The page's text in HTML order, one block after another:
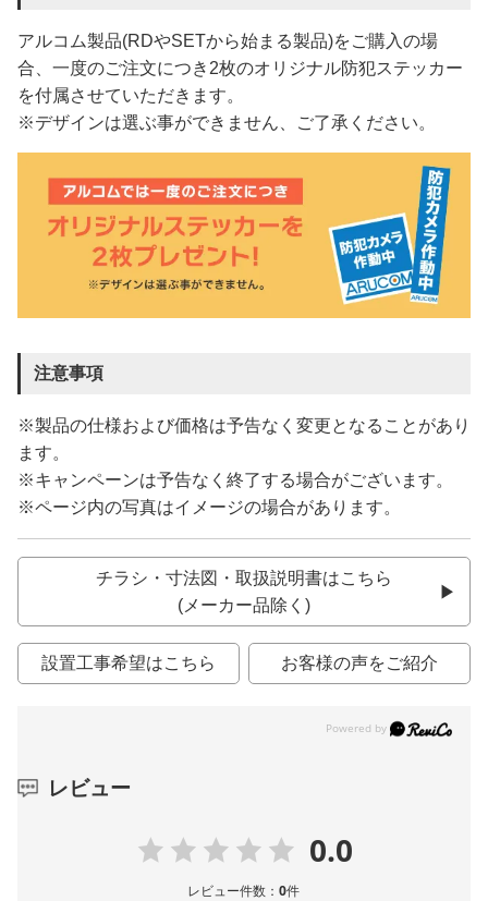
アルコム製品(RDやSETから始まる製品)をご購入の場
合、一度のご注文につき2枚のオリジナル防犯ステッカー
を付属させていただきます。
※デザインは選ぶ事ができません、ご了承ください。
注意事項
※製品の仕様および価格は予告なく変更となることがあり
ます。
※キャンペーンは予告なく終了する場合がございます。
※ページ内の写真はイメージの場合があります。
チラシ・寸法図・取扱説明書はこちら
(メーカー品除く)
設置工事希望はこちら お客様の声をご紹介
レビュー
0.0
レビュー件数：0件